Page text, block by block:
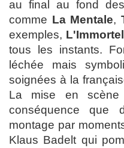
au final au fond
comme La Mentale,
exemples, L'Immortel
tous les instants.
léchée mais
soignées à la
La mise en
conséquence que
montage par
Klaus Badelt qui